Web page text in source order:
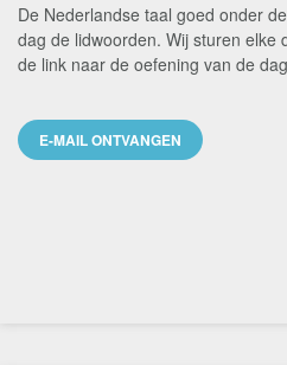
De Nederlandse taal goed onder
dag de lidwoorden. Wij sturen elke
de link naar de oefening van de
E-MAIL ONTVANGEN